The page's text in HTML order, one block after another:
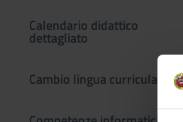
Calendario didattico
dettagliato
Cambio lingua curriculare